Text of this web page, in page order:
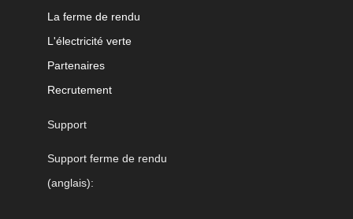
La ferme de rendu
L'électricité verte
Partenaires
Recrutement
Support
Support ferme de rendu
(anglais):